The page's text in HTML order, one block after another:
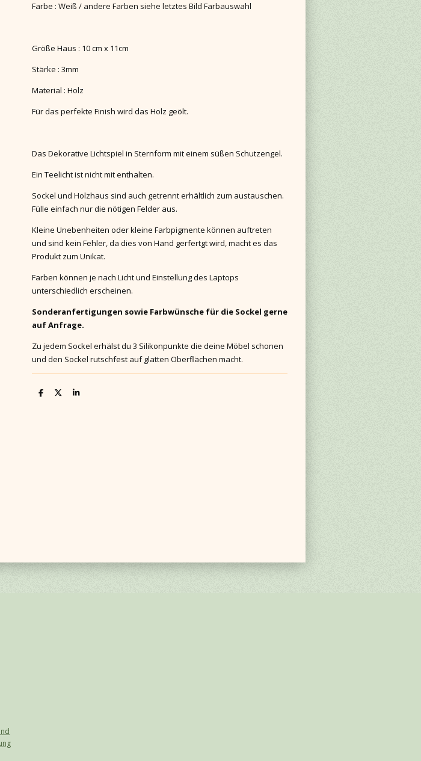
Farbe : Weiß / andere Farben siehe letztes Bild Farbauswahl
Größe Haus : 10 cm x 11cm
Stärke : 3mm
Material : Holz
Für das perfekte Finish wird das Holz geölt.
Das Dekorative Lichtspiel in Sternform mit einem süßen Schutzengel.
Ein Teelicht ist nicht mit enthalten.
Sockel und Holzhaus sind auch getrennt erhältlich zum austauschen.
Fülle einfach nur die nötigen Felder aus.
Kleine Unebenheiten oder kleine Farbpigmente können auftreten
und sind kein Fehler, da dies von Hand gerfertgt wird, macht es das
Produkt zum Unikat.
Farben können je nach Licht und Einstellung des Laptops
unterschiedlich erscheinen.
Sonderanfertigungen sowie Farbwünsche für die Sockel gerne
auf Anfrage.
Zu jedem Sockel erhälst du 3 Silikonpunkte die deine Möbel schonen
und den Sockel rutschfest auf glatten Oberflächen macht.
T
T
T